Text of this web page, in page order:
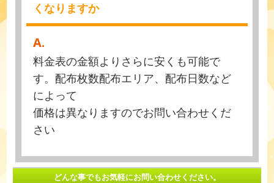
くなりますか
A.
料金表の金額よりさらに安くも可能で
す。配布枚数配布エリア、配布日数など
によって
価格は異なりますのでお問い合わせくだ
さい
どんな事でもお気軽にお問い合わせください。